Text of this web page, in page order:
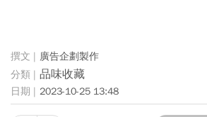
廣告企劃製作
品味收藏
2023-10-25 13:48